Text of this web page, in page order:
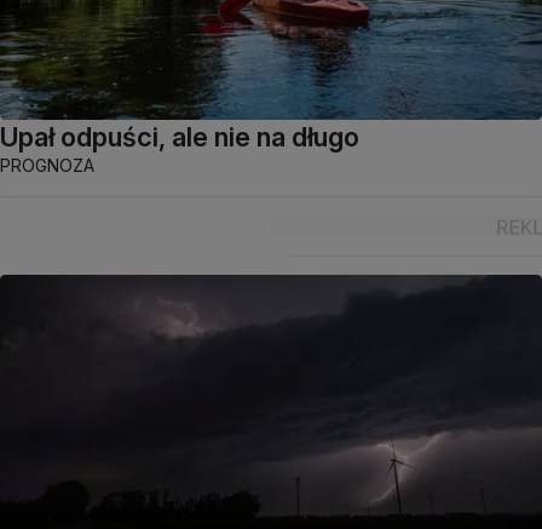
Upał odpuści, ale nie na długo
PROGNOZA